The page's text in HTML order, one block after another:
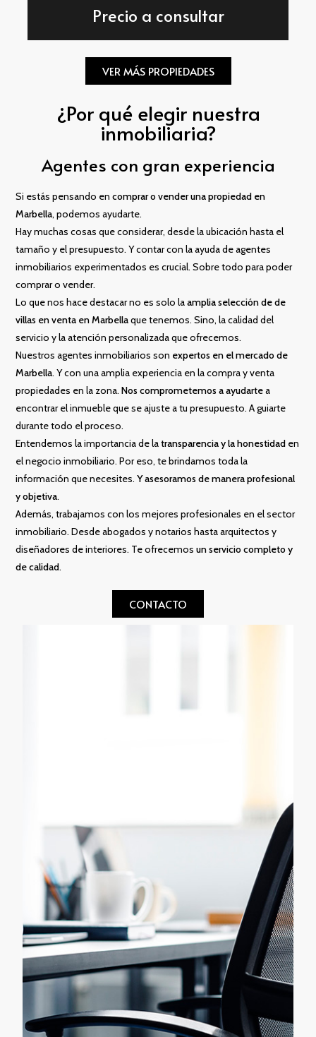
Precio a consultar
VER MÁS PROPIEDADES
¿Por qué elegir nuestra
inmobiliaria?
Agentes con gran experiencia
Si estás pensando encomprar o vender una propiedad en
Marbella, podemos ayudarte.
Hay muchas cosas que considerar, desde la ubicación hasta el
tamaño y el presupuesto. Y contar con la ayuda de agentes
inmobiliarios experimentados es crucial. Sobre todo para poder
comprar o vender.
Lo que nos hace destacar no es solo laamplia selección de de
villas en venta en Marbellaque tenemos. Sino, la calidad del
servicio y la atención personalizada que ofrecemos.
Nuestros agentes inmobiliarios son expertos en el mercado de
Marbella. Y con una amplia experiencia en la compra y venta
propiedades en la zona.Nos comprometemos a ayudartea
encontrar el inmueble que se ajuste a tu presupuesto. A guiarte
durante todo el proceso.
Entendemos la importancia de latransparencia y la honestidad en
el negocio inmobiliario. Por eso, te brindamos toda la
información que necesites.Y asesoramos de manera profesional
y objetiva.
Además, trabajamos con los mejores profesionales en el sector
inmobiliario. Desde abogados y notarios hasta arquitectos y
diseñadores de interiores. Te ofrecemos un servicio completo y
de calidad.
CONTACTO